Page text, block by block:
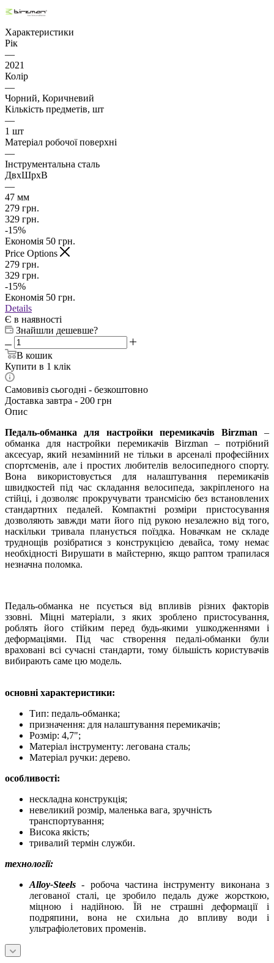
Характеристики
Рік
—
2021
Колір
—
Чорний, Коричневий
Кількість предметів, шт
—
1 шт
Матеріал робочої поверхні
—
Інструментальна сталь
ДвхШрхВ
—
47 мм
279 грн.
329 грн.
-15%
Економія 50 грн.
Price Options
279 грн.
329 грн.
-15%
Економія 50 грн.
Details
Є в наявності
Знайшли дешевше?
В кошик
Купити в 1 клік
Самовивіз сьогодні - безкоштовно
Доставка завтра - 200 грн
Опис
Педаль-обманка для настройки перемикачів Birzman –
обманка для настройки перемикачів Birzman – потрібний
аксесуар, який незамінний не тільки в арсеналі професійних
спортсменів, але і простих любителів велосипедного спорту.
Вона використовується для налаштування перемикачів
швидкостей під час складання велосипеда, закріпленого на
стійці, і дозволяє прокручувати трансмісію без встановлених
стандартних педалей. Компактні розміри пристосування
дозволяють завжди мати його під рукою незалежно від того,
наскільки тривала планується поїздка. Новачкам не складе
труднощів розібратися з конструкцією девайса, тому немає
необхідності Вирушати в майстерню, якщо раптом трапилася
незначна поломка.
Педаль-обманка не псується від впливів різних факторів
ззовні. Міцні матеріали, з яких зроблено пристосування,
роблять його стійким перед будь-якими ушкодженнями і
деформаціями. Під час створення педалі-обманки були
враховані всі сучасні стандарти, тому більшість користувачів
вибирають саме цю модель.
основні характеристики:
Тип: педаль-обманка;
призначення: для налаштування перемикачів;
Розмір: 4,7";
Матеріал інструменту: легована сталь;
Матеріал ручки: дерево.
особливості:
нескладна конструкція;
невеликий розмір, маленька вага, зручність
транспортування;
Висока якість;
тривалий термін служби.
технології:
Alloy-Steels - робоча частина інструменту виконана з
легованої сталі, це зробило педаль дуже жорсткою,
міцною і надійною. Їй не страшні деформації і
подряпини, вона не схильна до впливу води і
ультрафіолетових променів.